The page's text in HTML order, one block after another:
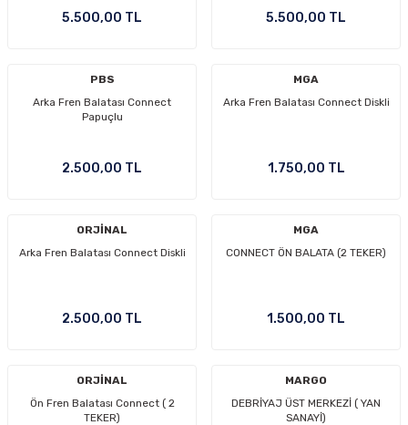
5.500,00 TL 5.500,00 TL
PBS
Arka Fren Balatası Connect
Papuçlu
2.500,00 TL
MGA
Arka Fren Balatası Connect Diskli
1.750,00 TL
ORJİNAL
Arka Fren Balatası Connect Diskli
2.500,00 TL
MGA
CONNECT ÖN BALATA (2 TEKER)
1.500,00 TL
ORJİNAL
Ön Fren Balatası Connect ( 2
TEKER)
MARGO
DEBRİYAJ ÜST MERKEZİ ( YAN
SANAYİ)